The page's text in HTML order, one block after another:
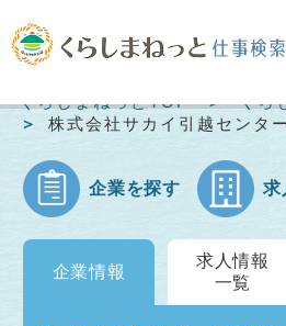
くらしまねっとTOP
くら
株式会社サカイ引越センタ
企業を探す 求
企業情報
求人情報
一覧